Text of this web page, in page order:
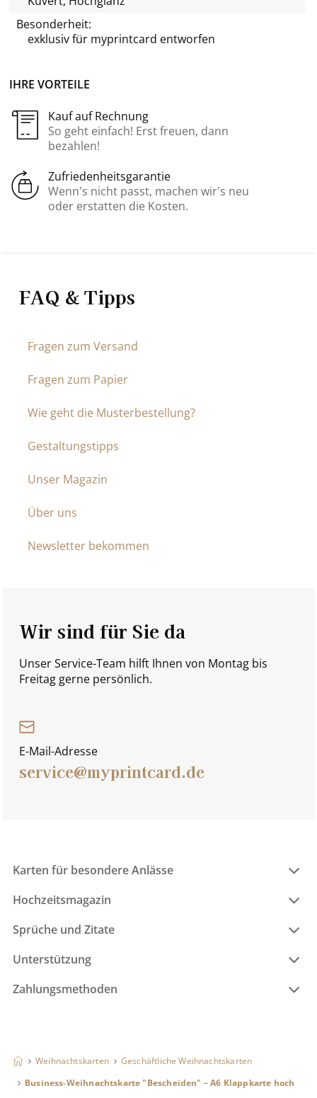
IHRE VORTEILE
Kauf auf Rechnung
So geht einfach! Erst freuen, dann
bezahlen!
Zufriedenheitsgarantie
Wenn’s nicht passt, machen wir’s neu
oder erstatten die Kosten.
Besonderheit:
exklusiv für myprintcard entworfen
FAQ & Tipps
Fragen zum Versand
Fragen zum Papier
Wie geht die Musterbestellung?
Gestaltungstipps
Unser Magazin
Über uns
Newsletter bekommen
Wir sind für Sie da
Unser Service-Team hilft Ihnen von Montag bis
Freitag gerne persönlich.
E-Mail-Adresse
service@myprintcard.de
Karten für besondere Anlässe
Hochzeitsmagazin
Sprüche und Zitate
Unterstützung
Zahlungsmethoden
Weihnachtskarten
Geschäftliche Weihnachtskarten
Business-Weihnachtskarte "Bescheiden" – A6 Klappkarte hoch